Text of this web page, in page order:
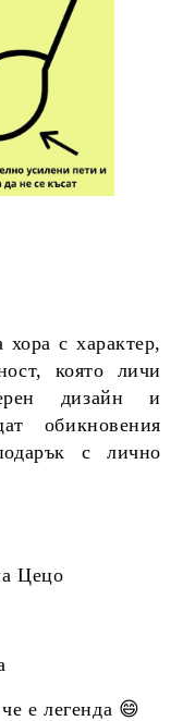
с характер,
която личи
дизайн и
обикновения
с лично
Цецо
е легенда 😄